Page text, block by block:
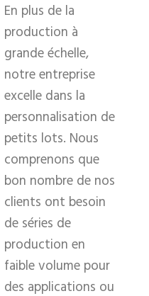
En plus de la
production à
grande échelle,
notre entreprise
excelle dans la
personnalisation de
petits lots. Nous
comprenons que
bon nombre de nos
clients ont besoin
de séries de
production en
faible volume pour
des applications ou